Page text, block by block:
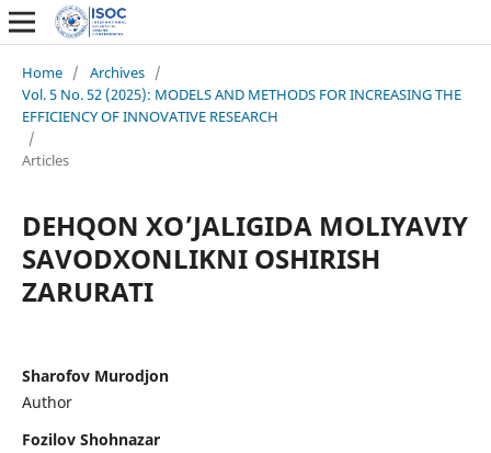
Home / Archives /
Vol. 5 No. 52 (2025): MODELS AND METHODS FOR INCREASING THE
EFFICIENCY OF INNOVATIVE RESEARCH
/
Articles
DEHQON XO’JALIGIDA MOLIYAVIY
SAVODXONLIKNI OSHIRISH
ZARURATI
Sharofov Murodjon
Author
Fozilov Shohnazar